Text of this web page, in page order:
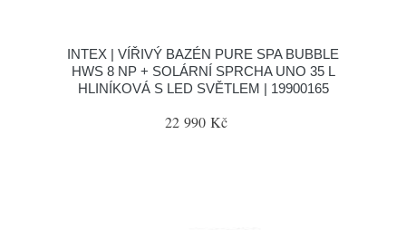
INTEX | VÍŘIVÝ BAZÉN PURE SPA BUBBLE
HWS 8 NP + SOLÁRNÍ SPRCHA UNO 35 L
HLINÍKOVÁ S LED SVĚTLEM | 19900165
22 990 Kč